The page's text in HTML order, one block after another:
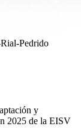
Pedrido
y
2025 de la EISV